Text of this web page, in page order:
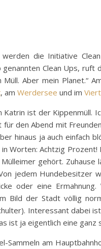
die Initiative
genannten Clean Ups,
Aber mein Planet.“
, am Werdersee und im
Katrin ist der Kippenmüll.
den Abend mit
hinaus ja auch einfach
in Worten: Achtzig
gehört.
jedem Hundebesitzer
oder eine
Bild der Stadt völlig
Interessant dabei
ist ja eigentlich eine
Sammeln am